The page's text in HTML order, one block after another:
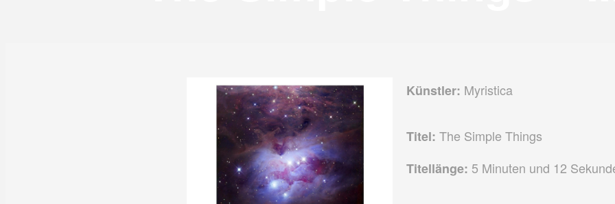
Künstler: Myristica
Titel: The Simple Things
Titellänge: 5 Minuten und 12